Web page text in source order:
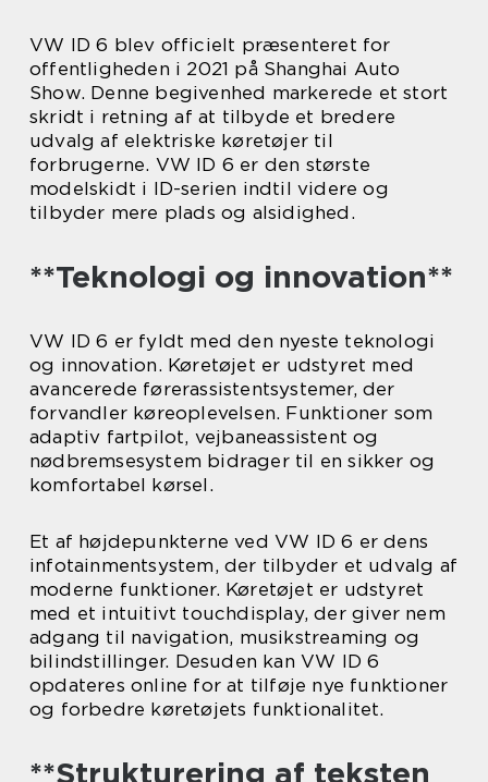
VW ID 6 blev officielt præsenteret for
offentligheden i 2021 på Shanghai Auto
Show. Denne begivenhed markerede et stort
skridt i retning af at tilbyde et bredere
udvalg af elektriske køretøjer til
forbrugerne. VW ID 6 er den største
modelskidt i ID-serien indtil videre og
tilbyder mere plads og alsidighed.
**Teknologi og innovation**
VW ID 6 er fyldt med den nyeste teknologi
og innovation. Køretøjet er udstyret med
avancerede førerassistentsystemer, der
forvandler køreoplevelsen. Funktioner som
adaptiv fartpilot, vejbaneassistent og
nødbremsesystem bidrager til en sikker og
komfortabel kørsel.
Et af højdepunkterne ved VW ID 6 er dens
infotainmentsystem, der tilbyder et udvalg af
moderne funktioner. Køretøjet er udstyret
med et intuitivt touchdisplay, der giver nem
adgang til navigation, musikstreaming og
bilindstillinger. Desuden kan VW ID 6
opdateres online for at tilføje nye funktioner
og forbedre køretøjets funktionalitet.
**Strukturering af teksten